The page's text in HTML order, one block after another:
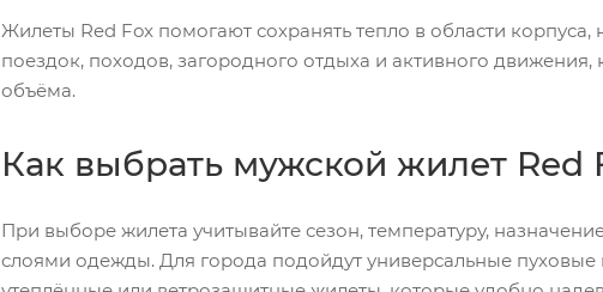
Жилеты Red Fox помогают сохранять тепло в области
поездок, походов, загородного отдыха и активного
объёма.
Как выбрать мужской жилет Red
При выборе жилета учитывайте сезон, температуру,
слоями одежды. Для города подойдут универсальные